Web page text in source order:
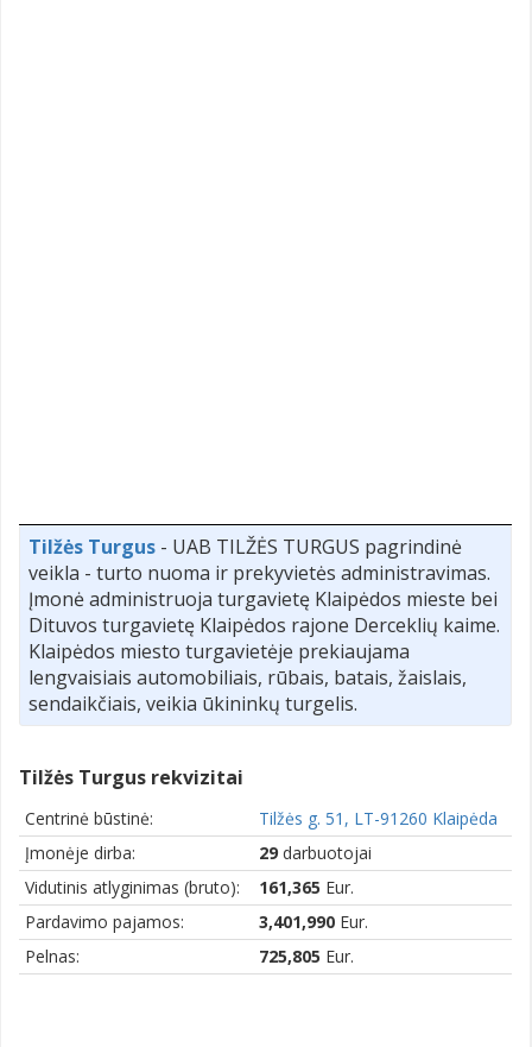
Tilžės Turgus - UAB TILŽĖS TURGUS pagrindinė
veikla - turto nuoma ir prekyvietės administravimas.
Įmonė administruoja turgavietę Klaipėdos mieste bei
Dituvos turgavietę Klaipėdos rajone Derceklių kaime.
Klaipėdos miesto turgavietėje prekiaujama
lengvaisiais automobiliais, rūbais, batais, žaislais,
sendaikčiais, veikia ūkininkų turgelis.
Tilžės Turgus rekvizitai
Centrinė būstinė:
Tilžės g. 51, LT-91260 Klaipėda
Įmonėje dirba:
29 darbuotojai
Vidutinis atlyginimas (bruto):
161,365 Eur.
Pardavimo pajamos:
3,401,990 Eur.
Pelnas:
725,805 Eur.